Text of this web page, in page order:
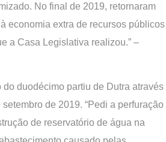
No final de 2019, retornaram
economia extra de recursos públicos
a Casa Legislativa realizou.” –
duodécimo partiu de Dutra através
de 2019. “Pedi a perfuração
de reservatório de água na